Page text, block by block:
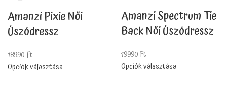
Amanzi Pixie Női
Úszódressz
18990 Ft
Opciók választása
Amanzi Spectrum Tie
Back Női Úszódressz
19990 Ft
Opciók választása